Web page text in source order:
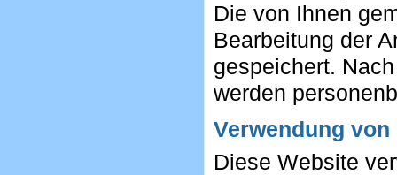
Die von Ihnen
Bearbeitung der
gespeichert.
werden
Verwendung
Diese Website